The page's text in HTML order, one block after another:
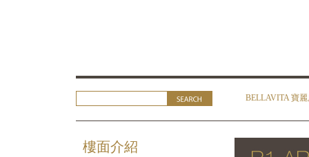
BELLAVITA 寶
樓面介紹